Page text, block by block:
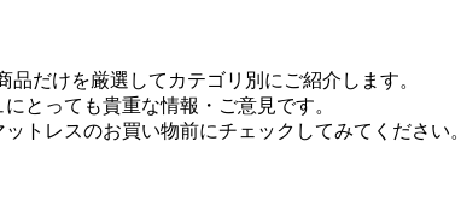
だけを厳選してカテゴリ別にご紹介します。
とっても貴重な情報・ご意見です。
トレスのお買い物前にチェックしてみてください。